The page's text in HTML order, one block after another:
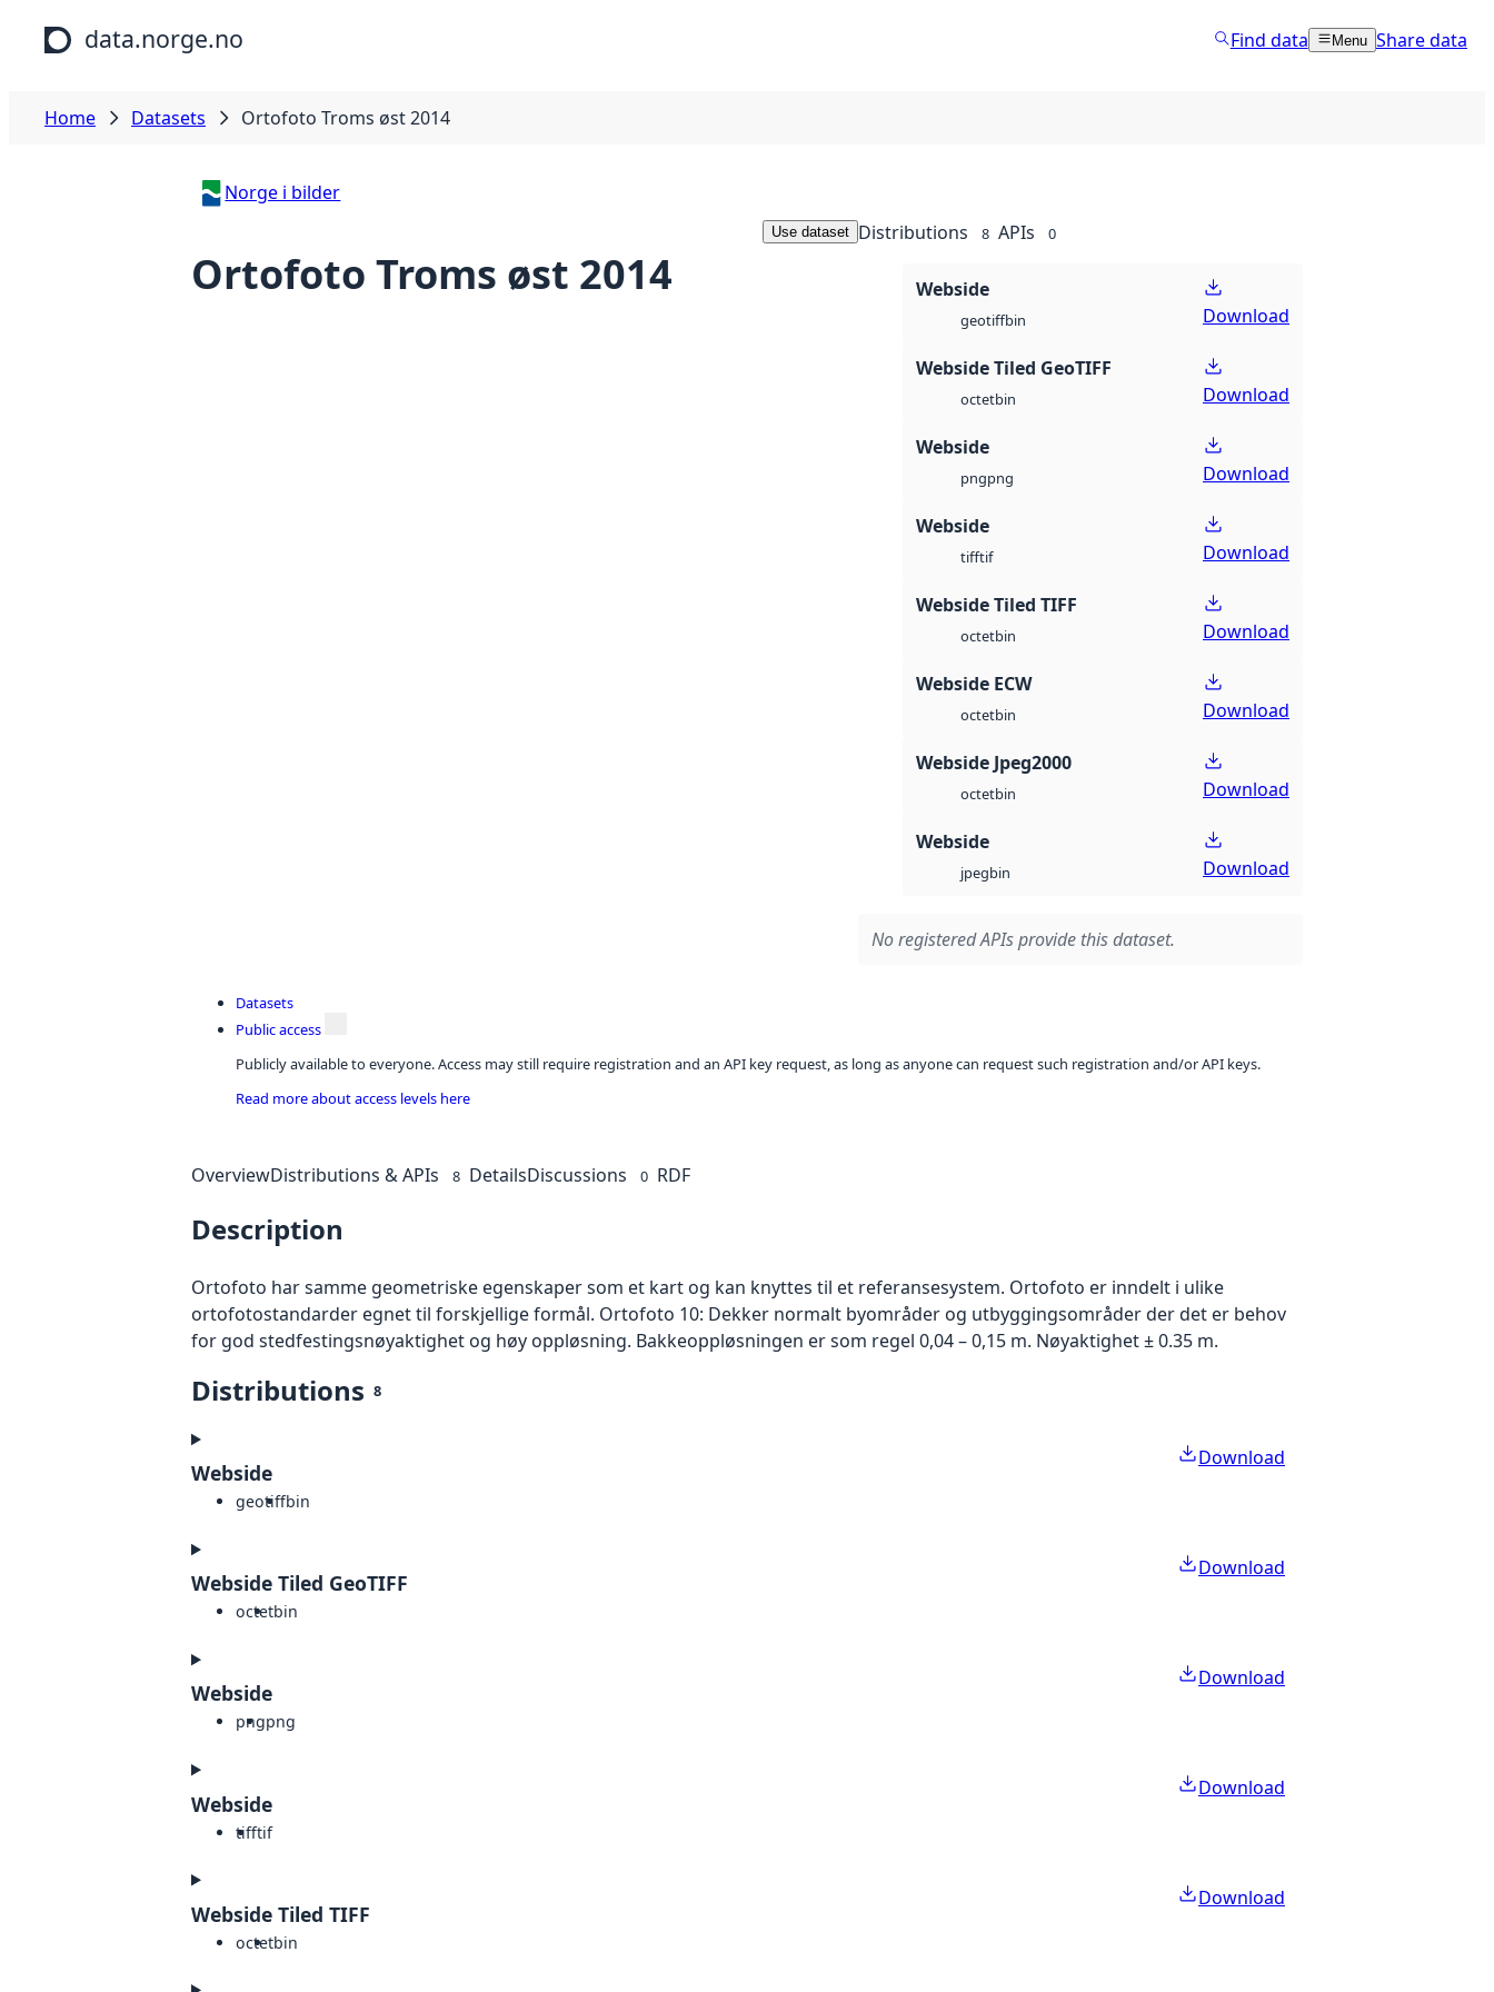
Skip to main content
data.norge.no Find data Menu Share data
Home Datasets Ortofoto Troms øst 2014
Norge i bilder
Ortofoto Troms øst 2014
Use dataset Distributions 8 APIs 0
Webside
geotiffbin Download
Webside Tiled GeoTIFF
octetbin Download
Webside
pngpng Download
Webside
tifftif Download
Webside Tiled TIFF
octetbin Download
Webside ECW
octetbin Download
Webside Jpeg2000
octetbin Download
Webside
jpegbin Download
No registered APIs provide this dataset.
Datasets
Public access
Publicly available to everyone. Access may still require registration and an API key request, as long as anyone can request such registration and/or API keys.
Read more about access levels here
OverviewDistributions & APIs 8 DetailsDiscussions 0 RDF
Description
Ortofoto har samme geometriske egenskaper som et kart og kan knyttes til et referansesystem. Ortofoto er inndelt i ulike
ortofotostandarder egnet til forskjellige formål. Ortofoto 10: Dekker normalt byområder og utbyggingsområder der det er behov
for god stedfestingsnøyaktighet og høy oppløsning. Bakkeoppløsningen er som regel 0,04 – 0,15 m. Nøyaktighet ± 0.35 m.
Distributions 8
Webside
geotiffbin
Download
Webside Tiled GeoTIFF
octetbin
Download
Webside
pngpng
Download
Webside
tifftif
Download
Webside Tiled TIFF
octetbin
Download